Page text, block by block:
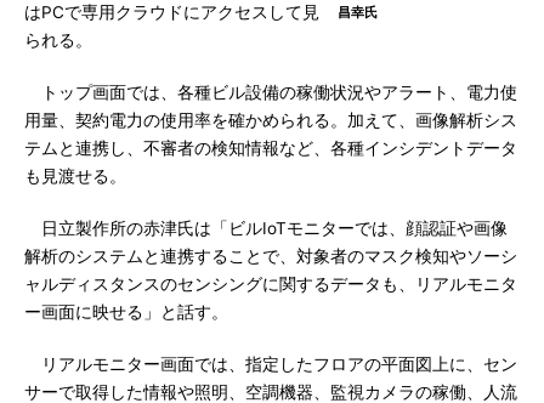
昌幸氏
はPCで専用クラウドにアクセスして見
られる。
トップ画面では、各種ビル設備の稼働状況やアラート、電力使
用量、契約電力の使用率を確かめられる。加えて、画像解析シス
テムと連携し、不審者の検知情報など、各種インシデントデータ
も見渡せる。
日立製作所の赤津氏は「ビルIoTモニターでは、顔認証や画像
解析のシステムと連携することで、対象者のマスク検知やソーシ
ャルディスタンスのセンシングに関するデータも、リアルモニタ
ー画面に映せる」と話す。
リアルモニター画面では、指定したフロアの平面図上に、セン
サーで取得した情報や照明、空調機器、監視カメラの稼働、人流